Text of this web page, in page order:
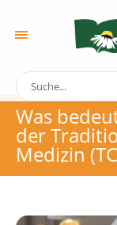
Was
der
Medizin